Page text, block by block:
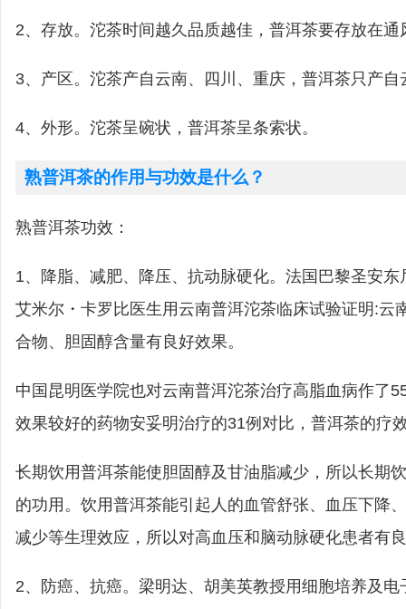
2、存放。沱茶时间越久品质越佳，普洱茶要存放在通
3、产区。沱茶产自云南、四川、重庆，普洱茶只产自
4、外形。沱茶呈碗状，普洱茶呈条索状。
熟普洱茶的作用与功效是什么？
熟普洱茶功效：
1、降脂、减肥、降压、抗动脉硬化。法国巴黎圣安
艾米尔・卡罗比医生用云南普洱沱茶临床试验证明:云
合物、胆固醇含量有良好效果。
中国昆明医学院也对云南普洱沱茶治疗高脂血病作了
效果较好的药物安妥明治疗的31例对比，普洱茶的疗
长期饮用普洱茶能使胆固醇及甘油脂减少，所以长期
的功用。饮用普洱茶能引起人的血管舒张、血压下降
减少等生理效应，所以对高血压和脑动脉硬化患者有
2、防癌、抗癌。梁明达、胡美英教授用细胞培养及